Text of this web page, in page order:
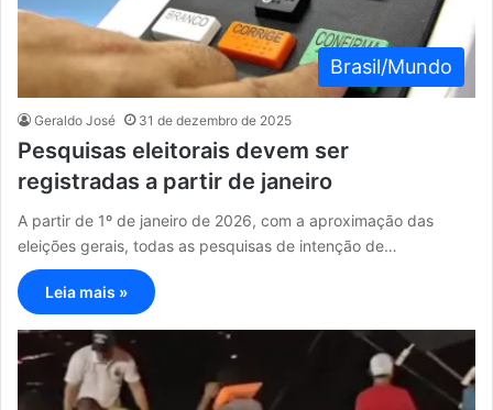
Brasil/Mundo
Geraldo José 31 de dezembro de 2025
Pesquisas eleitorais devem ser
registradas a partir de janeiro
A partir de 1º de janeiro de 2026, com a aproximação das
eleições gerais, todas as pesquisas de intenção de…
Leia mais »